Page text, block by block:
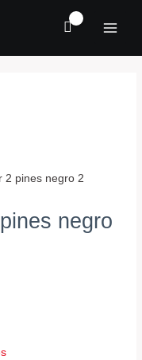
pines negro 2
negro